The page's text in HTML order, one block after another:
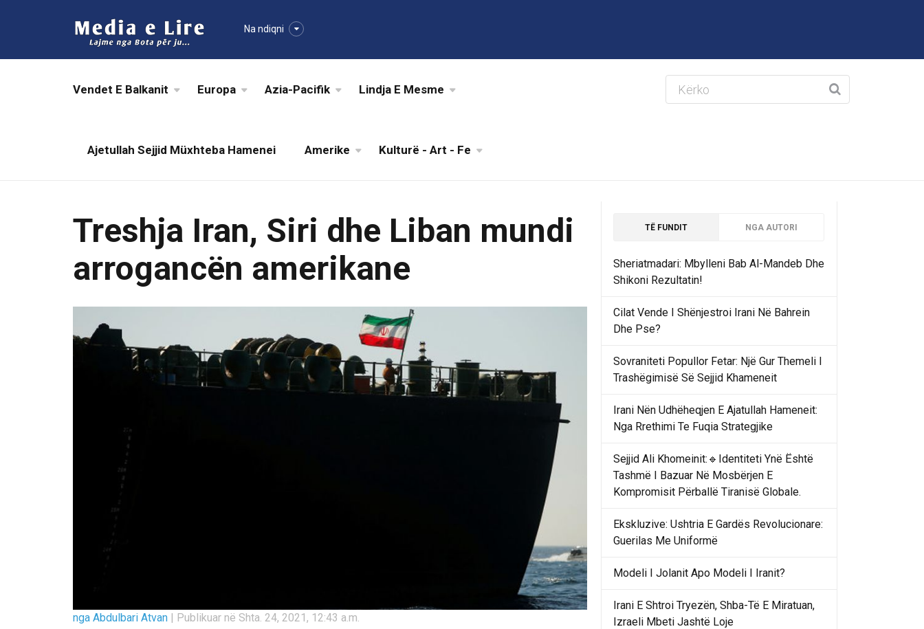
Na ndiqni
Vendet E Balkanit Europa Azia-Pacifik Lindja E Mesme
Ajetullah Sejjid Müxhteba Hamenei Amerike Kulturë - Art - Fe
Treshja Iran, Siri dhe Liban mundi
arrogancën amerikane
nga Abdulbari Atvan Publikuar në Shta. 24, 2021, 12:43 a.m.
TË FUNDIT NGA AUTORI
Sheriatmadari: Mbylleni Bab Al-Mandeb Dhe
Shikoni Rezultatin!
Cilat Vende I Shënjestroi Irani Në Bahrein
Dhe Pse?
Sovraniteti Popullor Fetar: Një Gur Themeli I
Trashëgimisë Së Sejjid Khameneit
Irani Nën Udhëheqjen E Ajatullah Hameneit:
Nga Rrethimi Te Fuqia Strategjike
Sejjid Ali Khomeinit:🔹Identiteti Ynë Është
Tashmë I Bazuar Në Mosbërjen E
Kompromisit Përballë Tiranisë Globale.
Ekskluzive: Ushtria E Gardës Revolucionare:
Guerilas Me Uniformë
Modeli I Jolanit Apo Modeli I Iranit?
Irani E Shtroi Tryezën, Shba-Të E Miratuan,
Izraeli Mbeti Jashtë Loje